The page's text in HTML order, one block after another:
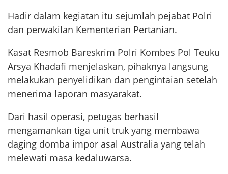
Hadir dalam kegiatan itu sejumlah pejabat Polri
dan perwakilan Kementerian Pertanian.
Kasat Resmob Bareskrim Polri Kombes Pol Teuku
Arsya Khadafi menjelaskan, pihaknya langsung
melakukan penyelidikan dan pengintaian setelah
menerima laporan masyarakat.
Dari hasil operasi, petugas berhasil
mengamankan tiga unit truk yang membawa
daging domba impor asal Australia yang telah
melewati masa kedaluwarsa.